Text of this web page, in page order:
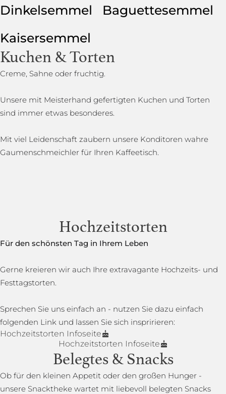
Dinkelsemmel
Baguettesemmel
Kaisersemmel
Kuchen & Torten
Creme, Sahne oder fruchtig.
Unsere mit Meisterhand gefertigten Kuchen und Torten
sind immer etwas besonderes.
Mit viel Leidenschaft zaubern unsere Konditoren wahre
Gaumenschmeichler für Ihren Kaffeetisch.
Hochzeitstorten
Für den schönsten Tag in Ihrem Leben
Gerne kreieren wir auch Ihre extravagante Hochzeits- und
Festtagstorten.
Sprechen Sie uns einfach an - nutzen Sie dazu einfach
folgenden Link und lassen Sie sich inspririeren:
Hochzeitstorten Infoseite
Hochzeitstorten Infoseite
Belegtes & Snacks
Ob für den kleinen Appetit oder den großen Hunger -
unsere Snacktheke wartet mit liebevoll belegten Snacks